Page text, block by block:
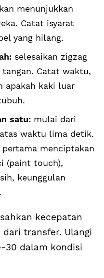
menunjukkan
Catat isyarat
yang hilang.
selesaikan zigzag
tangan. Catat waktu,
apakah kaki luar
satu:mulai dari
waktu lima detik.
menciptakan
(paint touch),
keunggulan
kecepatan
transfer. Ulangi
30 dalam kondisi